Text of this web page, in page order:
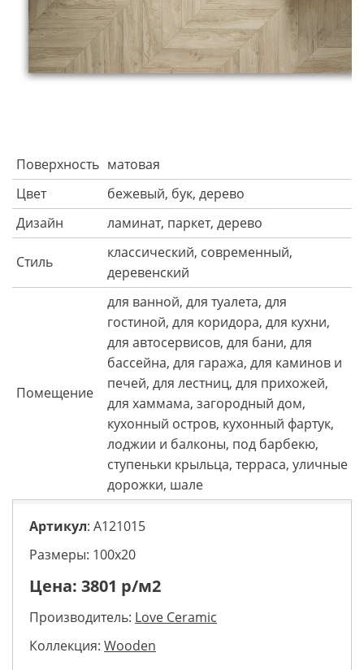
Поверхность матовая
Цвет
бежевый, бук, дерево
Дизайн
ламинат, паркет, дерево
Стиль
классический, современный,
деревенский
Помещение
для ванной, для туалета, для
гостиной, для коридора, для кухни,
для автосервисов, для бани, для
бассейна, для гаража, для каминов и
печей, для лестниц, для прихожей,
для хаммама, загородный дом,
кухонный остров, кухонный фартук,
лоджии и балконы, под барбекю,
ступеньки крыльца, терраса, уличные
дорожки, шале
Артикул: A121015
Размеры: 100х20
Цена: 3801 р/м2
Производитель: Love Ceramic
Коллекция: Wooden